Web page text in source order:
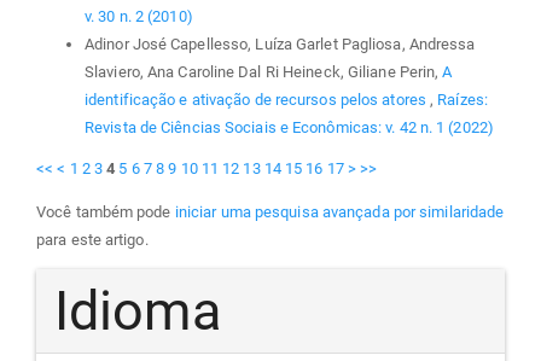
v. 30 n. 2 (2010)
Adinor José Capellesso, Luíza Garlet Pagliosa, Andressa
Slaviero, Ana Caroline Dal Ri Heineck, Giliane Perin,A
identificação e ativação de recursos pelos atores , Raízes:
Revista de Ciências Sociais e Econômicas: v. 42 n. 1 (2022)
<< < 1 2 3 4 5 6 7 8 9 10 11 12 13 14 15 16 17 > >>
Você também pode iniciar uma pesquisa avançada por similaridade
para este artigo.
Idioma